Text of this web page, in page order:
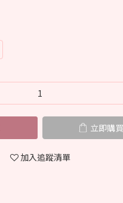
立即購買
加入追蹤清單